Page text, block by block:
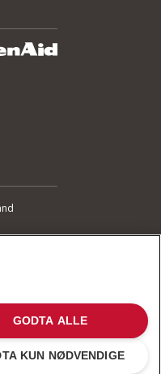
KUN NØDVENDIGE
GODTA ALLE